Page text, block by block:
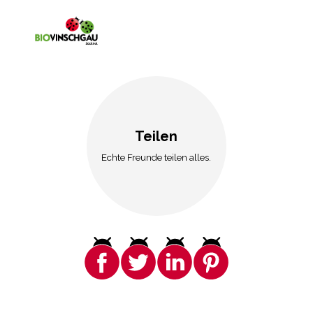
Teilen
Echte Freunde teilen alles.